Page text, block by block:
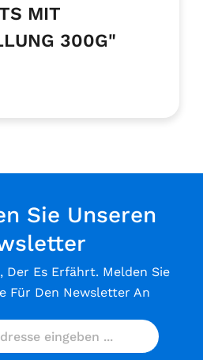
MIT
300G"
Sie Unseren
Der Es Erfährt. Melden Sie
Für Den Newsletter An